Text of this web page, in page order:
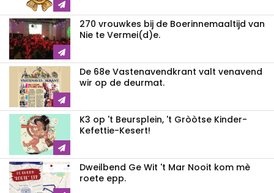
270 vrouwkes bij de Boerinnemaaltijd van
Nie te Vermei(d)e.
De 68e Vastenavendkrant valt venavend
wir op de deurmat.
K3 op 't Beursplein, 't Gròòtse Kinder-
Kefettie-Kesert!
Dweilbend Ge Wit 't Mar Nooit kom mè
roete epp.